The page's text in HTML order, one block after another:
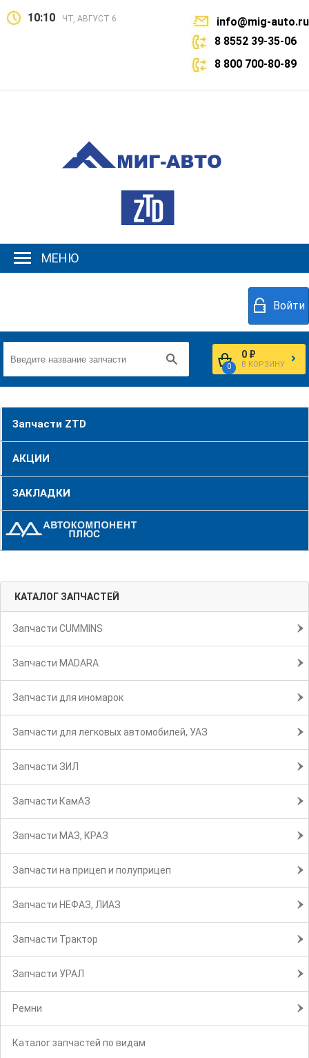
10:10 ЧТ, АВГУСТ 6
info@mig-auto.ru
8 8552 39-35-06
8 800 700-80-89
МЕНЮ
Войти
0
0 ₽
В КОРЗИНУ
Запчасти ZTD
АКЦИИ
ЗАКЛАДКИ
КАТАЛОГ ЗАПЧАСТЕЙ
Запчасти CUMMINS
Запчасти MADARA
Запчасти для иномарок
Запчасти для легковых автомобилей, УАЗ
Запчасти ЗИЛ
Запчасти КамАЗ
Запчасти МАЗ, КРАЗ
Запчасти на прицеп и полуприцеп
Запчасти НЕФАЗ, ЛИАЗ
Запчасти Трактор
Запчасти УРАЛ
Ремни
Каталог запчастей по видам